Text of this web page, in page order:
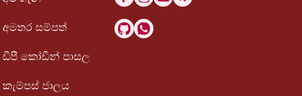
අමතර සම්පත්
ඩීපී කෝඩින් පාසල
කැම්පස් ජාලය